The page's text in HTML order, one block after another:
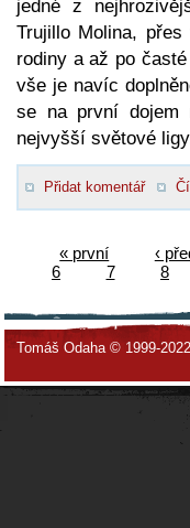
jedné z
Trujillo Molina,
rodiny a až po
vše je navíc
se na první dojem
nejvyšší světové
Přidat komentář
« první ‹
6
7 8
Tomáš Odaha © 1999-2022